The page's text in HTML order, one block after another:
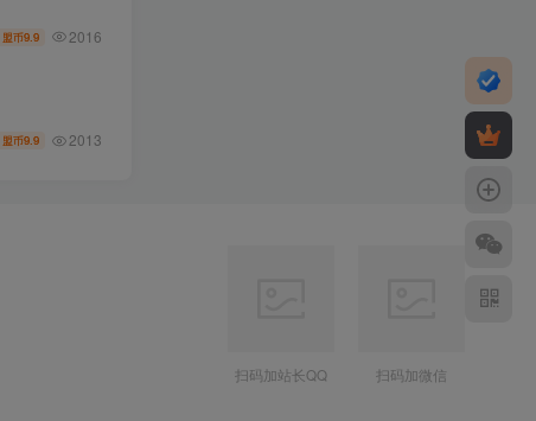
盟币9.9 2016
盟币9.9 2013
扫码加站长QQ 扫码加微信